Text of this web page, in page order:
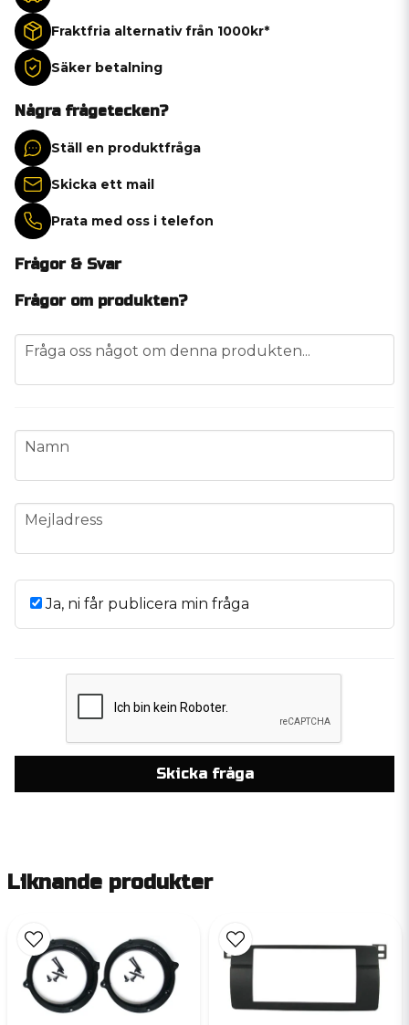
Fraktfria alternativ från 1000kr*
Säker betalning
Några frågetecken?
Ställ en produktfråga
Skicka ett mail
Prata med oss i telefon
Frågor & Svar
Frågor om produkten?
question
Fråga oss något om denna produkten...
name
Namn
email
Mejladress
Ja, ni får publicera min fråga
Skicka fråga
Liknande produkter